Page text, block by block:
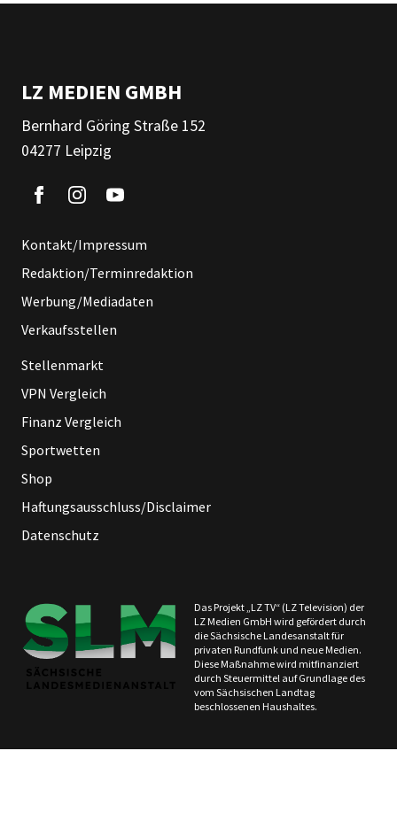
LZ MEDIEN GMBH
Bernhard Göring Straße 152
04277 Leipzig
Kontakt/Impressum
Redaktion/Terminredaktion
Werbung/Mediadaten
Verkaufsstellen
Stellenmarkt
VPN Vergleich
Finanz Vergleich
Sportwetten
Shop
Haftungsausschluss/Disclaimer
Datenschutz
Das Projekt „LZ TV“ (LZ Television) der
LZ Medien GmbH wird gefördert durch
die Sächsische Landesanstalt für
privaten Rundfunk und neue Medien.
Diese Maßnahme wird mitfinanziert
durch Steuermittel auf Grundlage des
vom Sächsischen Landtag
beschlossenen Haushaltes.